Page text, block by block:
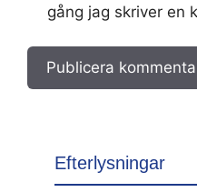
gång jag skriver en
Efterlysningar